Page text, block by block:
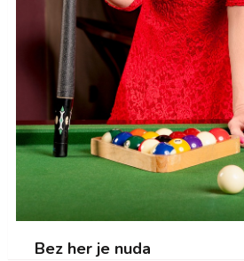
Bez her je nuda